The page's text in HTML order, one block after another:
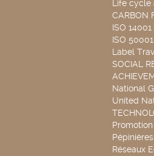
Life cycle
CARBON
ISO 14001
ISO 50001
Label
SOCIAL
National
United
Réseaux